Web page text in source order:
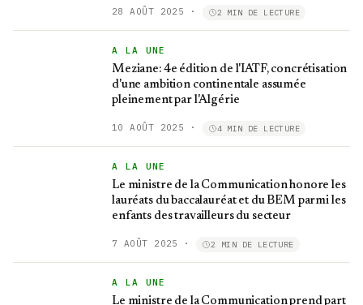
28 AOÛT 2025 · 2 MIN DE LECTURE
A LA UNE
Meziane: 4e édition de l'IATF, concrétisation
d'une ambition continentale assumée
pleinement par l'Algérie
10 AOÛT 2025 · 4 MIN DE LECTURE
A LA UNE
Le ministre de la Communication honore les
lauréats du baccalauréat et du BEM parmi les
enfants des travailleurs du secteur
7 AOÛT 2025 · 2 MIN DE LECTURE
A LA UNE
Le ministre de la Communication prend part